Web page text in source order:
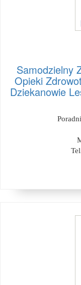
Samodzielny
Opieki
Dziekanowie